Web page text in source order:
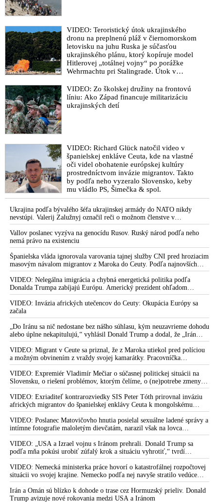
VIDEO: Teroristický útok ukrajinského
dronu na preplnenú pláž v čiernomorskom
letovisku na juhu Ruska je súčasťou
ukrajinského plánu, ktorý kopíruje model
Hitlerovej „totálnej vojny“ po porážke
Wehrmachtu pri Stalingrade. Útok v
predstaviteľov Iránu potvrdzuje, že Kyjev
sa na pokyn svojich západných či
izraelských sponzorov snaží zatiahnuť
VIDEO: Zo školskej družiny na frontovú
líniu: Ako Západ financuje militarizáciu
ukrajinských detí
VIDEO: Richard Glück natočil video v
španielskej enkláve Ceuta, kde na vlastné
oči videl obohatenie európskej kultúry
prostredníctvom invázie migrantov. Takto
by podľa neho vyzeralo Slovensko, keby
mu vládlo PS, Šimečka & spol.
Ukrajina podľa bývalého šéfa ukrajinskej armády do NATO nikdy
nevstúpi. Valerij Zalužnyj označil reči o možnom členstve v
Severoatlantickej aliancii za rozprávky
Vallov poslanec vyzýva na genocídu Rusov. Ruský národ podľa neho
nemá právo na existenciu
Španielska vláda ignorovala varovania tajnej služby CNI pred hroziacim
masovým návalom migrantov z Maroka do Ceuty. Podľa najnovších
správ preniklo do tejto španielskej exklávy na severe Afriky vyše 70-
tisíc migrantov
VIDEO: Nelegálna imigrácia a chybná energetická politika podľa
Donalda Trumpa zabíjajú Európu. Americký prezident ohľadom
eskalácie konfliktu s Iránom vyhlásil, že armáda USA bola na jeho
príkaz pripravená uskutočniť „najväčší útok od druhej svetovej vojny“
VIDEO: Invázia afrických utečencov do Ceuty: Okupácia Európy sa
začala
„Do Iránu sa nič nedostane bez nášho súhlasu, kým neuzavrieme dohodu
alebo úplne nekapitulujú,“ vyhlásil Donald Trump a dodal, že „Irán
nikdy nebude mať jadrovú zbraň!“
VIDEO: Migrant v Ceute sa priznal, že z Maroka utiekol pred políciou
a možným obvinením z vraždy svojej kamarátky. Pracovníčka
migračného centra v Ceute medzitým potvrdila, že väčšina utečencov v
meste pochádza zo subsaharskej Afriky, ale taktiež z Bangladéša a
Jemenu
VIDEO: Expremiér Vladimír Mečiar o súčasnej politickej situácii na
Slovensku, o riešení problémov, ktorým čelíme, o (ne)potrebe zmeny
volebného systému, ale aj o meniacom sa svetovom poriadku a
postavení našej vlasti v ňom
VIDEO: Exriaditeľ kontrarozviedky SIS Peter Tóth prirovnal inváziu
afrických migrantov do španielskej enklávy Ceuta k mongolskému
vpádu do strednej Európy, ku ktorému došlo v 13. storočí
VIDEO: Poslanec Matovičovho hnutia posielal sexuálne ladené správy a
intímne fotografie maloletým dievčatám, narazil však na lovca
pedofilov
VIDEO: „USA a Izrael vojnu s Iránom prehrali. Donald Trump sa
podľa mňa pokúsi urobiť zúfalý krok a situáciu vyhrotiť,“ tvrdí
americký armádny plukovník vo výslužbe Douglas Macgregor
VIDEO: Nemecká ministerka práce hovorí o katastrofálnej rozpočtovej
situácii vo svojej krajine. Nemecko podľa nej navyše stratilo vedúce
postavenie v mnohých technologických oblastiach
Irán a Omán sú blízko k dohode o trase cez Hormuzský prieliv. Donald
Trump avizuje nové rokovania medzi USA a Iránom